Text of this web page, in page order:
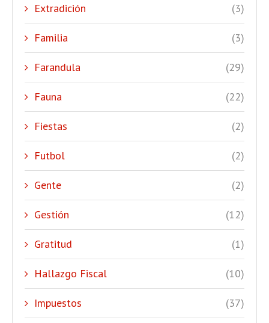
Extradición (3)
Familia (3)
Farandula (29)
Fauna (22)
Fiestas (2)
Futbol (2)
Gente (2)
Gestión (12)
Gratitud (1)
Hallazgo Fiscal (10)
Impuestos (37)